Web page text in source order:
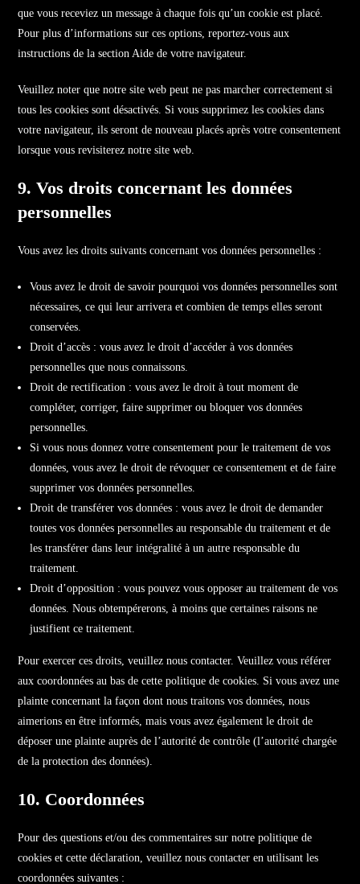
que vous receviez un message à chaque fois qu’un cookie est placé.
Pour plus d’informations sur ces options, reportez-vous aux
instructions de la section Aide de votre navigateur.
Veuillez noter que notre site web peut ne pas marcher correctement si
tous les cookies sont désactivés. Si vous supprimez les cookies dans
votre navigateur, ils seront de nouveau placés après votre consentement
lorsque vous revisiterez notre site web.
9. Vos droits concernant les données
personnelles
Vous avez les droits suivants concernant vos données personnelles :
Vous avez le droit de savoir pourquoi vos données personnelles sont
nécessaires, ce qui leur arrivera et combien de temps elles seront
conservées.
Droit d’accès : vous avez le droit d’accéder à vos données
personnelles que nous connaissons.
Droit de rectification : vous avez le droit à tout moment de
compléter, corriger, faire supprimer ou bloquer vos données
personnelles.
Si vous nous donnez votre consentement pour le traitement de vos
données, vous avez le droit de révoquer ce consentement et de faire
supprimer vos données personnelles.
Droit de transférer vos données : vous avez le droit de demander
toutes vos données personnelles au responsable du traitement et de
les transférer dans leur intégralité à un autre responsable du
traitement.
Droit d’opposition : vous pouvez vous opposer au traitement de vos
données. Nous obtempérerons, à moins que certaines raisons ne
justifient ce traitement.
Pour exercer ces droits, veuillez nous contacter. Veuillez vous référer
aux coordonnées au bas de cette politique de cookies. Si vous avez une
plainte concernant la façon dont nous traitons vos données, nous
aimerions en être informés, mais vous avez également le droit de
déposer une plainte auprès de l’autorité de contrôle (l’autorité chargée
de la protection des données).
10. Coordonnées
Pour des questions et/ou des commentaires sur notre politique de
cookies et cette déclaration, veuillez nous contacter en utilisant les
coordonnées suivantes :